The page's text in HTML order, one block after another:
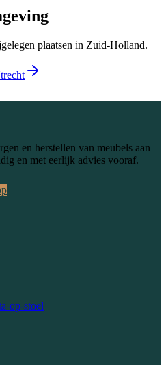
plaatsen in Zuid-Holland.
en herstellen van meubels aan
en met eerlijk advies vooraf.
op-stoel